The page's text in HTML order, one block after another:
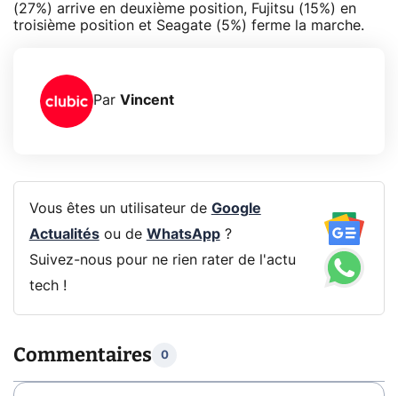
(27%) arrive en deuxième position, Fujitsu (15%) en
troisième position et Seagate (5%) ferme la marche.
Par Vincent
Vous êtes un utilisateur de Google
Actualitésou de WhatsApp?
Suivez-nous pour ne rien rater de l'actu
tech !
Commentaires 0